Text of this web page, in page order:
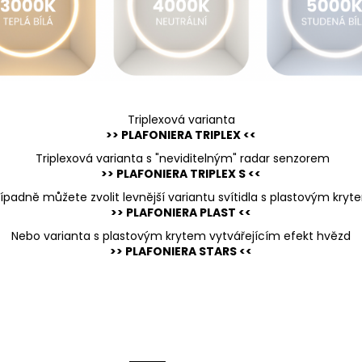
Triplexová varianta
>> PLAFONIERA TRIPLEX <<
Triplexová varianta s "neviditelným" radar senzorem
>> PLAFONIERA TRIPLEX S <<
můžete zvolit levnější variantu svítidla s plastovým
>> PLAFONIERA PLAST <<
Nebo varianta s plastovým krytem vytvářejícím efekt hvězd
>> PLAFONIERA STARS <<